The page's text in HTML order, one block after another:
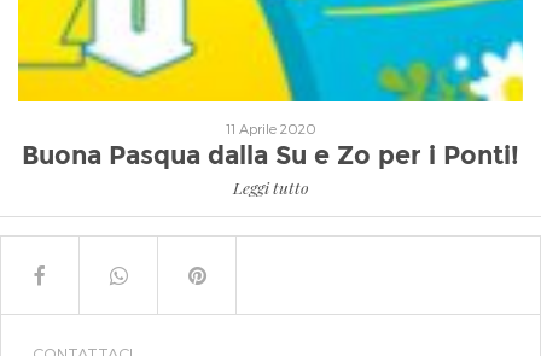
Leggi tutto
11 Aprile 2020
Buona Pasqua dalla Su e Zo per i Ponti!
Leggi tutto